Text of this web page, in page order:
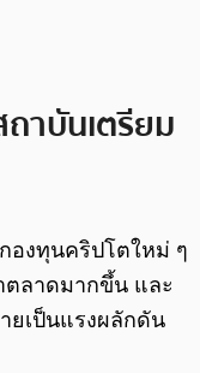
ถาบันเตรียม
องทุนคริปโตใหม่ ๆ
ตลาดมากขึ้น และ
ยเป็นแรงผลักดัน